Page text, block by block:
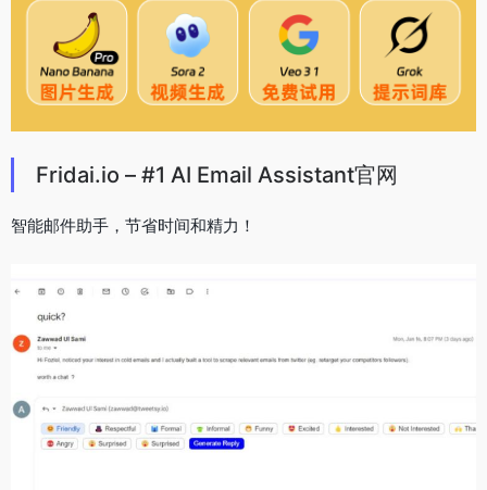
Fridai.io – #1 AI Email Assistant官网
智能邮件助手，节省时间和精力！